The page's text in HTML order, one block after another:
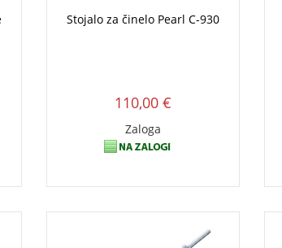
Stojalo za činelo Pearl C-930
110,00 €
Zaloga